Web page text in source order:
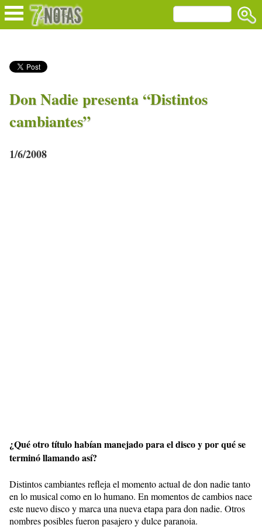
Don Nadie presenta “Distintos
cambiantes”
1/6/2008
¿Qué otro título habían manejado para el disco y por qué se
terminó llamando así?
Distintos cambiantes refleja el momento actual de don nadie tanto
en lo musical como en lo humano. En momentos de cambios nace
este nuevo disco y marca una nueva etapa para don nadie. Otros
nombres posibles fueron pasajero y dulce paranoia.